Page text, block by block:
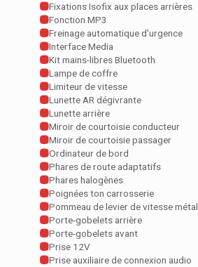
Fixations Isofix aux places arrières
Fonction MP3
Freinage automatique d'urgence
Interface Media
Kit mains-libres Bluetooth
Lampe de coffre
Limiteur de vitesse
Lunette AR dégivrante
Lunette arrière
Miroir de courtoisie conducteur
Miroir de courtoisie passager
Ordinateur de bord
Phares de route adaptatifs
Phares halogènes
Poignées ton carrosserie
Pommeau de levier de vitesse métal
Porte-gobelets arrière
Porte-gobelets avant
Prise 12V
Prise auxiliaire de connexion audio